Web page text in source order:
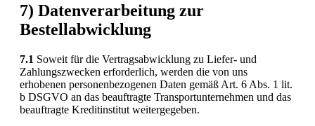
7) Datenverarbeitung zur
Bestellabwicklung
7.1 Soweit für die Vertragsabwicklung zu Liefer- und
Zahlungszwecken erforderlich, werden die von uns
erhobenen personenbezogenen Daten gemäß Art. 6 Abs. 1 lit.
b DSGVO an das beauftragte Transportunternehmen und das
beauftragte Kreditinstitut weitergegeben.